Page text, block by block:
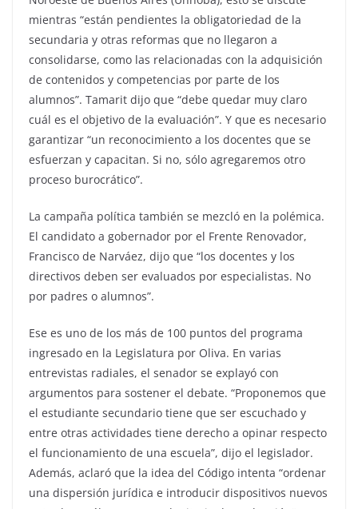
mientras “están pendientes la obligatoriedad de la
secundaria y otras reformas que no llegaron a
consolidarse, como las relacionadas con la adquisición
de contenidos y competencias por parte de los
alumnos”. Tamarit dijo que “debe quedar muy claro
cuál es el objetivo de la evaluación”. Y que es necesario
garantizar “un reconocimiento a los docentes que se
esfuerzan y capacitan. Si no, sólo agregaremos otro
proceso burocrático”.
La campaña política también se mezcló en la polémica.
El candidato a gobernador por el Frente Renovador,
Francisco de Narváez, dijo que “los docentes y los
directivos deben ser evaluados por especialistas. No
por padres o alumnos”.
Ese es uno de los más de 100 puntos del programa
ingresado en la Legislatura por Oliva. En varias
entrevistas radiales, el senador se explayó con
argumentos para sostener el debate. “Proponemos que
el estudiante secundario tiene que ser escuchado y
entre otras actividades tiene derecho a opinar respecto
el funcionamiento de una escuela”, dijo el legislador.
Además, aclaró que la idea del Código intenta “ordenar
una dispersión jurídica e introducir dispositivos nuevos